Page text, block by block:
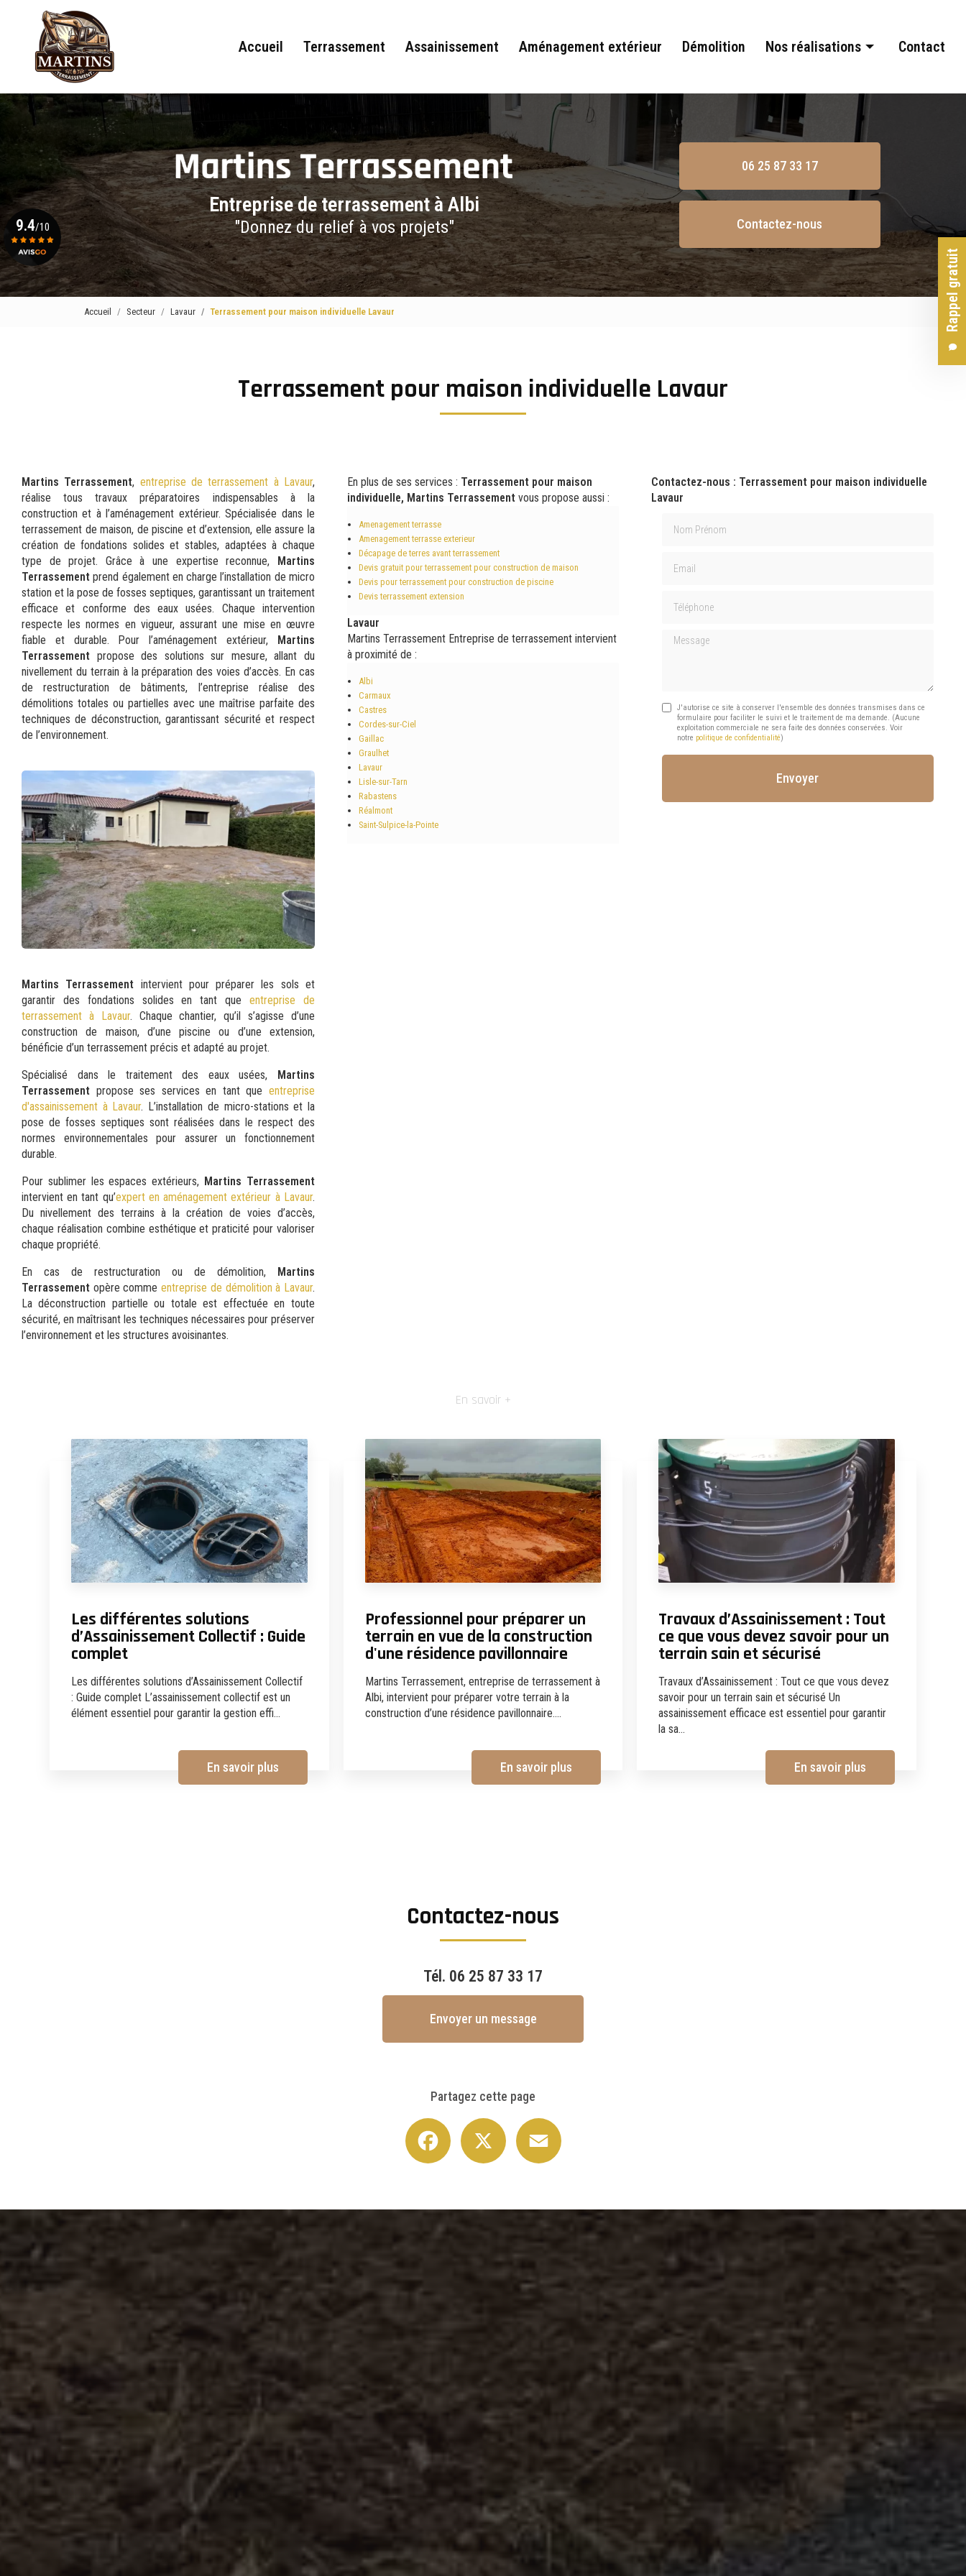
principal
Rappel gratuit
Accueil Terrassement Assainissement Aménagement extérieur Démolition Nos réalisations
Terrassement
Assainissement
Contact
Entreprise de terrassement à Albi
"Donnez du relief à vos projets"
06 25 87 33 17
Contactez-nous
9.4/10
Voir le certificat
Accueil Secteur Lavaur Terrassement pour maison individuelle Lavaur
Terrassement pour maison individuelle Lavaur
Martins Terrassement, entreprise de terrassement à Lavaur,
réalise tous travaux préparatoires indispensables à la
construction et à l’aménagement extérieur. Spécialisée dans le
terrassement de maison, de piscine et d’extension, elle assure la
création de fondations solides et stables, adaptées à chaque
type de projet. Grâce à une expertise reconnue, Martins
Terrassement prend également en charge l’installation de micro
station et la pose de fosses septiques, garantissant un traitement
efficace et conforme des eaux usées. Chaque intervention
respecte les normes en vigueur, assurant une mise en œuvre
fiable et durable. Pour l’aménagement extérieur, Martins
Terrassement propose des solutions sur mesure, allant du
nivellement du terrain à la préparation des voies d’accès. En cas
de restructuration de bâtiments, l’entreprise réalise des
démolitions totales ou partielles avec une maîtrise parfaite des
techniques de déconstruction, garantissant sécurité et respect
de l’environnement.
Martins Terrassement intervient pour préparer les sols et
garantir des fondations solides en tant queentreprise de
terrassement à Lavaur. Chaque chantier, qu’il s’agisse d’une
construction de maison, d’une piscine ou d’une extension,
bénéficie d’un terrassement précis et adapté au projet.
Spécialisé dans le traitement des eaux usées, Martins
Terrassement propose ses services en tant que entreprise
d'assainissement à Lavaur. L’installation de micro-stations et la
pose de fosses septiques sont réalisées dans le respect des
normes environnementales pour assurer un fonctionnement
durable.
Pour sublimer les espaces extérieurs, Martins Terrassement
intervient en tant qu’expert en aménagement extérieur à Lavaur.
Du nivellement des terrains à la création de voies d’accès,
chaque réalisation combine esthétique et praticité pour valoriser
chaque propriété.
En cas de restructuration ou de démolition, Martins
Terrassement opère commeentreprise de démolition à Lavaur.
La déconstruction partielle ou totale est effectuée en toute
sécurité, en maîtrisant les techniques nécessaires pour préserver
l’environnement et les structures avoisinantes.
En plus de ses services : Terrassement pour maison
individuelle, Martins Terrassementvous propose aussi :
Amenagement terrasse
Amenagement terrasse exterieur
Décapage de terres avant terrassement
Devis gratuit pour terrassement pour construction de maison
Devis pour terrassement pour construction de piscine
Devis terrassement extension
Lavaur
Martins Terrassement Entreprise de terrassement intervient
à proximité de :
Albi
Carmaux
Castres
Cordes-sur-Ciel
Gaillac
Graulhet
Lavaur
Lisle-sur-Tarn
Rabastens
Réalmont
Saint-Sulpice-la-Pointe
Contactez-nous : Terrassement pour maison individuelle
Lavaur
Message
J'autorise ce site à conserver l'ensemble des données transmises dans ce
formulaire pour faciliter le suivi et le traitement de ma demande. (Aucune
exploitation commerciale ne sera faite des données conservées. Voir
notre politique de confidentialité)
En savoir +
Les différentes solutions
d’Assainissement Collectif : Guide
complet
Les différentes solutions d’Assainissement Collectif
: Guide complet L’assainissement collectif est un
élément essentiel pour garantir la gestion effi...
En savoir plus
Professionnel pour préparer un
terrain en vue de la construction
d'une résidence pavillonnaire
Martins Terrassement, entreprise de terrassement à
Albi, intervient pour préparer votre terrain à la
construction d’une résidence pavillonnaire....
En savoir plus
Travaux d’Assainissement : Tout
ce que vous devez savoir pour un
terrain sain et sécurisé
Travaux d’Assainissement : Tout ce que vous devez
savoir pour un terrain sain et sécurisé Un
assainissement efficace est essentiel pour garantir
la sa...
En savoir plus
Contactez-nous
Tél. 06 25 87 33 17
Envoyer un message
Partagez cette page
Facebook